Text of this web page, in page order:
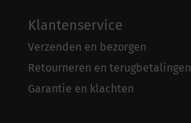
Klantenservice
Verzenden en bezorgen
Retourneren en terugbetalingen
Garantie en klachten